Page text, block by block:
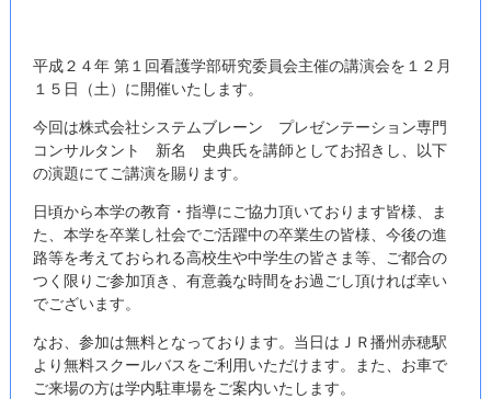
平成２４年 第１回看護学部研究委員会主催の講演会を１２月
１５日（土）に開催いたします。
今回は株式会社システムブレーン プレゼンテーション専門
コンサルタント 新名 史典氏を講師としてお招きし、以下
の演題にてご講演を賜ります。
日頃から本学の教育・指導にご協力頂いております皆様、ま
た、本学を卒業し社会でご活躍中の卒業生の皆様、今後の進
路等を考えておられる高校生や中学生の皆さま等、ご都合の
つく限りご参加頂き、有意義な時間をお過ごし頂ければ幸い
でございます。
なお、参加は無料となっております。当日はＪＲ播州赤穂駅
より無料スクールバスをご利用いただけます。また、お車で
ご来場の方は学内駐車場をご案内いたします。